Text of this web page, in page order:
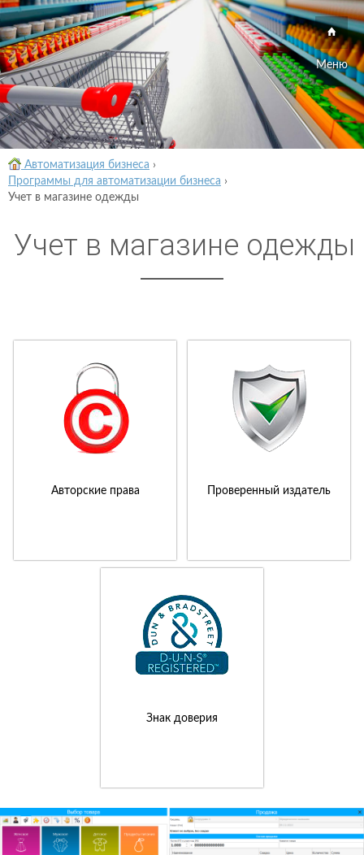
Меню
Автоматизация бизнеса ›
Программы для автоматизации бизнеса ›
Учет в магазине одежды
Учет в магазине одежды
Авторские права Проверенный издатель
Знак доверия